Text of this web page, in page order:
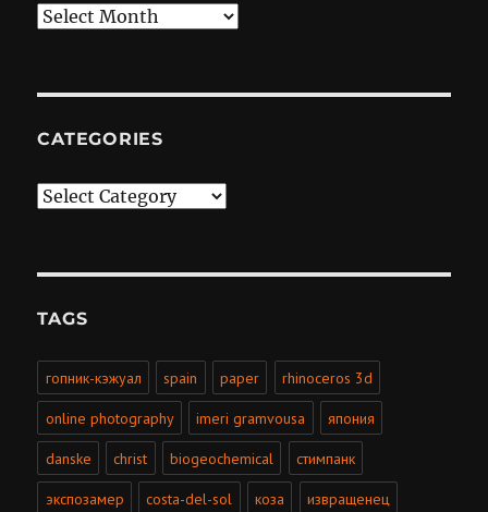
Archives
CATEGORIES
Categories
TAGS
гопник-кэжуал spain paper rhinoceros 3d
online photography imeri gramvousa япония
danske christ biogeochemical стимпанк
экспозамер costa-del-sol коза извращенец